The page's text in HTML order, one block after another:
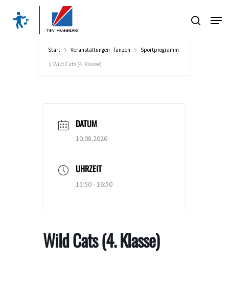
search
Start Veranstaltungen - Tanzen Sportprogramm
Wild Cats (4. Klasse)
DATUM
10.08.2026
UHRZEIT
15:50 - 16:50
Wild Cats (4. Klasse)